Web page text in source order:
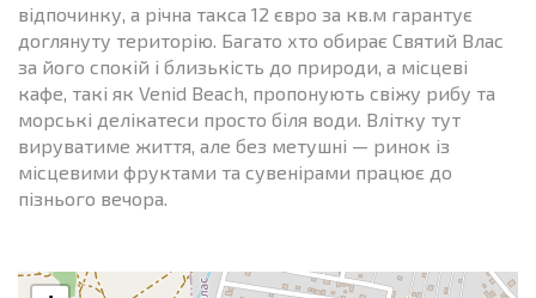
відпочинку, а річна такса 12 євро за кв.м гарантує
доглянуту територію. Багато хто обирає Святий Влас
за його спокій і близькість до природи, а місцеві
кафе, такі як Venid Beach, пропонують свіжу рибу та
морські делікатеси просто біля води. Влітку тут
вируватиме життя, але без метушні — ринок із
місцевими фруктами та сувенірами працює до
пізнього вечора.